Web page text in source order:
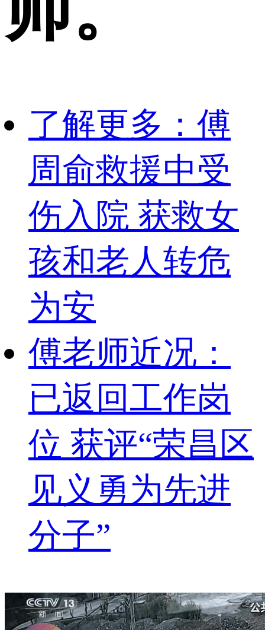
了解更多：傅
周俞救援中受
伤入院 获救女
孩和老人转危
为安
傅老师近况：
已返回工作岗
位 获评“荣昌区
见义勇为先进
分子”